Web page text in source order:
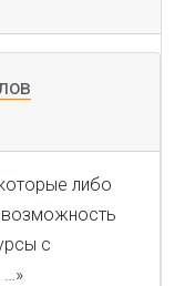
либо
с
…»